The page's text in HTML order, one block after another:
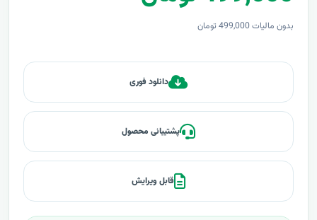
بدون مالیات 499,000 تومان
دانلود فوری
پشتیبانی محصول
قابل ویرایش